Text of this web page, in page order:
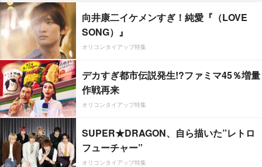
向井康二イケメンすぎ！純愛『（LOVE
SONG）』
オリコンタイアップ特集
デカすぎ都市伝説発生!?ファミマ45％増量
作戦再来
オリコンタイアップ特集
SUPER★DRAGON、自ら描いた”レトロ
フューチャー”
オリコンタイアップ特集